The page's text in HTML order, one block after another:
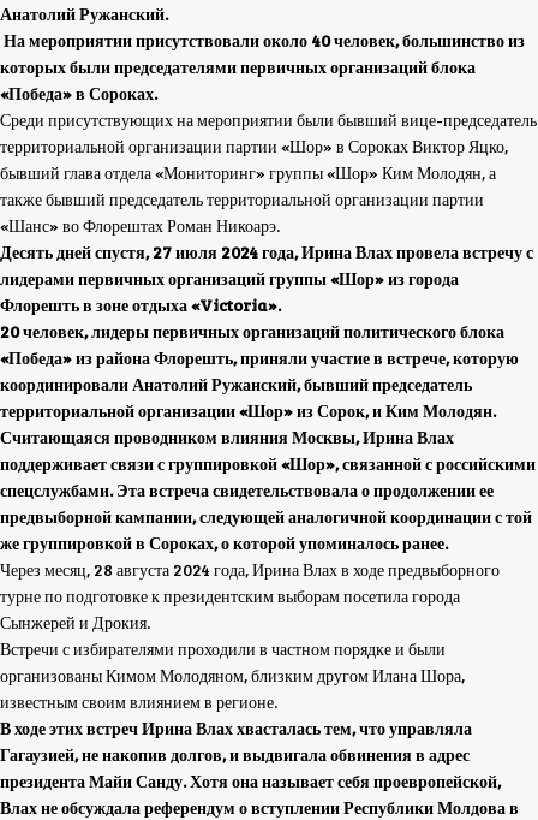
Анатолий Ружанский.
На мероприятии присутствовали около 40 человек, большинство из
которых были председателями первичных организаций блока
«Победа» в Сороках.
Среди присутствующих на мероприятии были бывший вице-председатель
территориальной организации партии «Шор» в Сороках Виктор Яцко,
бывший глава отдела «Мониторинг» группы «Шор» Ким Молодян, а
также бывший председатель территориальной организации партии
«Шанс» во Флорештах Роман Никоарэ.
Десять дней спустя, 27 июля 2024 года, Ирина Влах провела встречус
лидерами первичныхорганизаций группы «Шор» из города
Флорешть в зоне отдыха «Victoria».
20 человек, лидеры первичных организаций политического блока
«Победа» из района Флорешть, приняли участие в встрече, которую
координировали Анатолий Ружанский, бывший председатель
территориальной организации «Шор» из Сорок, и Ким Молодян.
Считающаяся проводником влияния Москвы, Ирина Влах
поддерживает связи с группировкой «Шор», связанной с российскими
спецслужбами. Эта встреча свидетельствовала о продолжении ее
предвыборной кампании, следующей аналогичной координации с той
же группировкой в Сороках, о которой упоминалось ранее.
Через месяц, 28 августа 2024 года, Ирина Влахв ходе предвыборного
турне по подготовке к президентским выборампосетила города
Сынжерей и Дрокия.
Встречи с избирателями проходили в частном порядке и были
организованы Кимом Молодяном, близким другом Илана Шора,
известным своим влиянием в регионе.
В ходе этих встреч Ирина Влах хвасталась тем, что управляла
Гагаузией, не накопив долгов, и выдвигала обвинения в адрес
президента Майи Санду. Хотя она называет себя проевропейской,
Влах не обсуждала референдум о вступлении Республики Молдова в